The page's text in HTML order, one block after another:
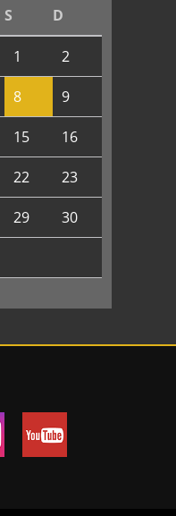
S D
1 2
8 9
15 16
22 23
29 30